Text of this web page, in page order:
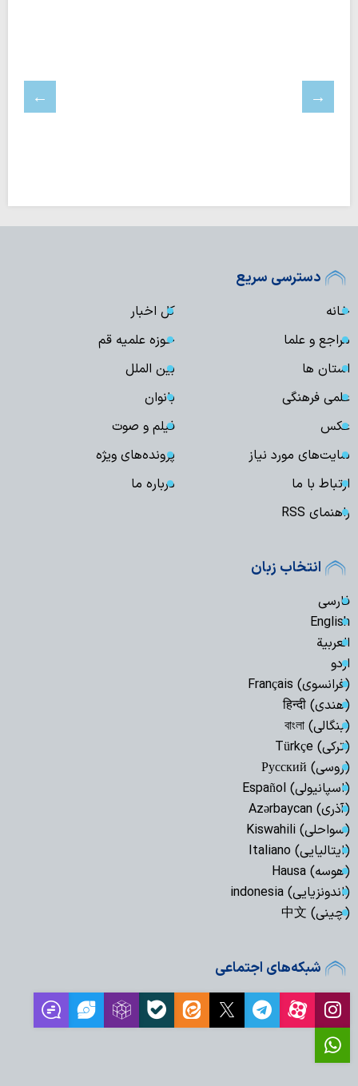
دسترسی سریع
خانه
کل اخبار
مراجع و علما
حوزه علمیه قم
استان ها
بین الملل
علمی فرهنگی
بانوان
عکس
فیلم و صوت
سایت‌های مورد نیاز
پرونده‌های ویژه
ارتباط با ما
درباره ما
راهنمای RSS
انتخاب زبان
فارسی
English
العربیة
اردو
(فرانسوی) Français
(هندی) हिन्दी
(بنگالی) বাংলা
(ترکی) Türkçe
(روسی) Русский
(اسپانیولی) Español
(آذری) Azərbaycan
(سواحلی) Kiswahili
(ایتالیایی) Italiano
(هوسه) Hausa
(اندونزیایی) indonesia
(چینی) 中文
شبکه‌های اجتماعی